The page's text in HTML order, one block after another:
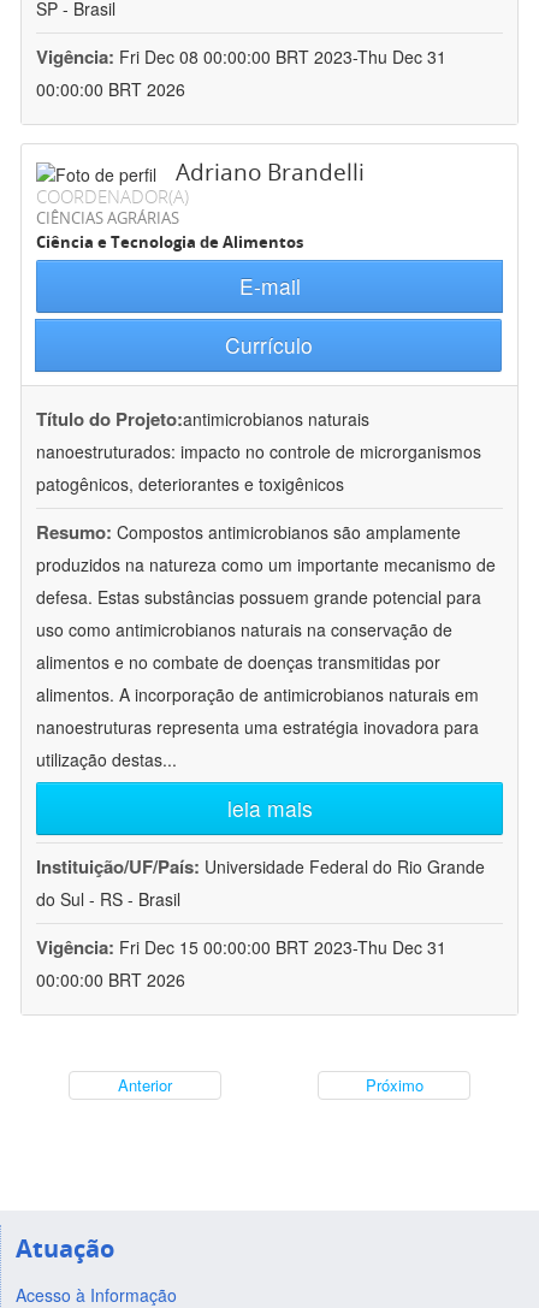
SP - Brasil
Vigência: Fri Dec 08 00:00:00 BRT 2023-Thu Dec 31
00:00:00 BRT 2026
Adriano Brandelli
COORDENADOR(A)
CIÊNCIAS AGRÁRIAS
Ciência e Tecnologia de Alimentos
E-mail
Currículo
Título do Projeto:antimicrobianos naturais
nanoestruturados: impacto no controle de microrganismos
patogênicos, deteriorantes e toxigênicos
Resumo: Compostos antimicrobianos são amplamente
produzidos na natureza como um importante mecanismo de
defesa. Estas substâncias possuem grande potencial para
uso como antimicrobianos naturais na conservação de
alimentos e no combate de doenças transmitidas por
alimentos. A incorporação de antimicrobianos naturais em
nanoestruturas representa uma estratégia inovadora para
utilização destas...
leia mais
Instituição/UF/País: Universidade Federal do Rio Grande
do Sul - RS - Brasil
Vigência: Fri Dec 15 00:00:00 BRT 2023-Thu Dec 31
00:00:00 BRT 2026
Anterior Próximo
Atuação
Acesso à Informação